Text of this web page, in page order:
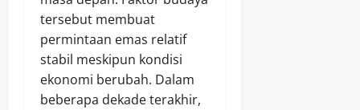
tersebut membuat
permintaan emas relatif
stabil meskipun kondisi
ekonomi berubah. Dalam
beberapa dekade terakhir,